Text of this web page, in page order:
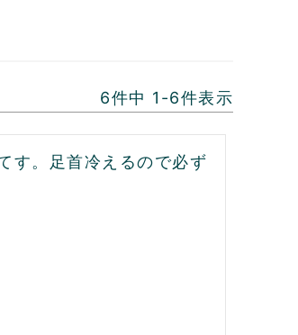
6件中 1 -6件表示
す。足首冷えるので必ず